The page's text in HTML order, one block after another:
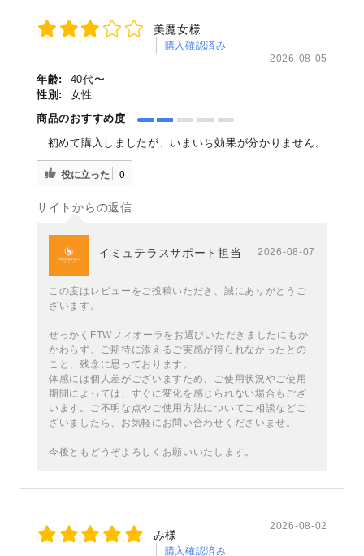
美魔女様
購入確認済み
2026-08-05
年齢:
40代〜
性別:
女性
商品のおすすめ度
初めて購入しましたが、いまいち効果が分かりません。
役に立った 0
サイトからの返信
イミュテラスサポート担当 2026-08-07
この度はレビューをご投稿いただき、誠にありがとうご
ざいます。
せっかくFTWフィオーラをお選びいただきましたにもか
かわらず、ご期待に添えるご実感が得られなかったとの
こと、残念に思っております。
体感には個人差がございますため、ご使用状況やご使用
期間によっては、すぐに変化を感じられない場合もござ
います。ご不明な点やご使用方法についてご相談などご
ざいましたら、お気軽にお問い合わせくださいませ。
今後ともどうぞよろしくお願いいたします。
み様
購入確認済み
2026-08-02